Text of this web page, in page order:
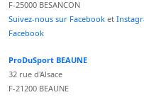
F-25000 BESANCON
Suivez-nous sur Facebook et
Facebook
ProDuSport BEAUNE
32 rue d'Alsace
F-21200 BEAUNE